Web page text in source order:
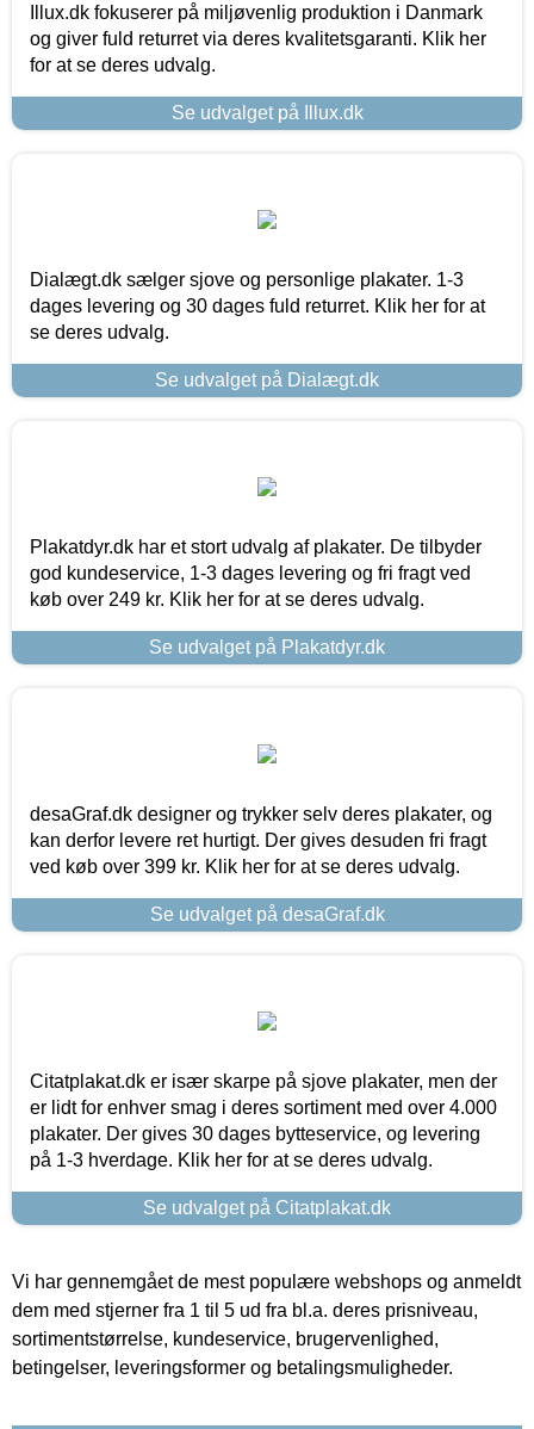
Illux.dk fokuserer på miljøvenlig produktion i Danmark
og giver fuld returret via deres kvalitetsgaranti. Klik her
for at se deres udvalg.
Se udvalget på Illux.dk
Dialægt.dk sælger sjove og personlige plakater. 1-3
dages levering og 30 dages fuld returret. Klik her for at
se deres udvalg.
Se udvalget på Dialægt.dk
Plakatdyr.dk har et stort udvalg af plakater. De tilbyder
god kundeservice, 1-3 dages levering og fri fragt ved
køb over 249 kr. Klik her for at se deres udvalg.
Se udvalget på Plakatdyr.dk
desaGraf.dk designer og trykker selv deres plakater, og
kan derfor levere ret hurtigt. Der gives desuden fri fragt
ved køb over 399 kr. Klik her for at se deres udvalg.
Se udvalget på desaGraf.dk
Citatplakat.dk er især skarpe på sjove plakater, men der
er lidt for enhver smag i deres sortiment med over 4.000
plakater. Der gives 30 dages bytteservice, og levering
på 1-3 hverdage. Klik her for at se deres udvalg.
Se udvalget på Citatplakat.dk
Vi har gennemgået de mest populære webshops og anmeldt
dem med stjerner fra 1 til 5 ud fra bl.a. deres prisniveau,
sortimentstørrelse, kundeservice, brugervenlighed,
betingelser, leveringsformer og betalingsmuligheder.